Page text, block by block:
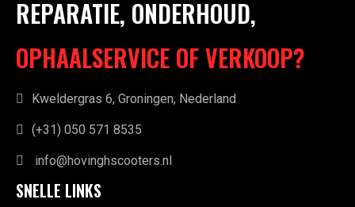
REPARATIE, ONDERHOUD,
OPHAALSERVICE OF VERKOOP?
Kweldergras 6, Groningen, Nederland
(+31) 050 571 8535
info@hovinghscooters.nl
SNELLE LINKS